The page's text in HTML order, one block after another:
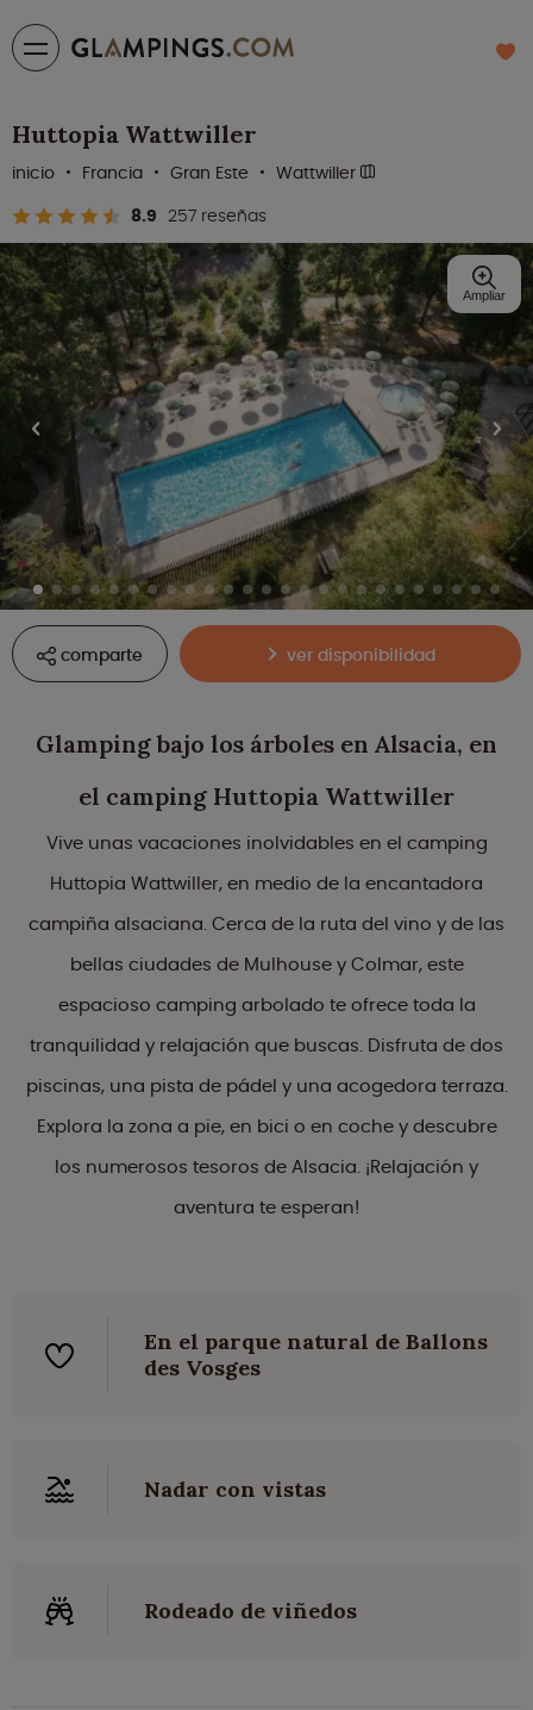
Huttopia Wattwiller
8.9 257 reseñas
inicio Francia Gran Este Wattwiller
comparte ver disponibilidad
Ampliar
Glamping bajo los árboles en Alsacia, en
el camping Huttopia Wattwiller
Vive unas vacaciones inolvidables en el camping
Huttopia Wattwiller, en medio de la encantadora
campiña alsaciana. Cerca de la ruta del vino y de las
bellas ciudades de Mulhouse y Colmar, este
espacioso camping arbolado te ofrece toda la
tranquilidad y relajación que buscas. Disfruta de dos
piscinas, una pista de pádel y una acogedora terraza.
Explora la zona a pie, en bici o en coche y descubre
los numerosos tesoros de Alsacia. ¡Relajación y
aventura te esperan!
En el parque natural de Ballons
des Vosges
Nadar con vistas
Rodeado de viñedos